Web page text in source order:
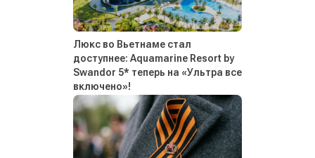
Люкс во Вьетнаме стал
доступнее: Aquamarine Resort by
Swandor 5* теперь на «Ультра все
включено»!